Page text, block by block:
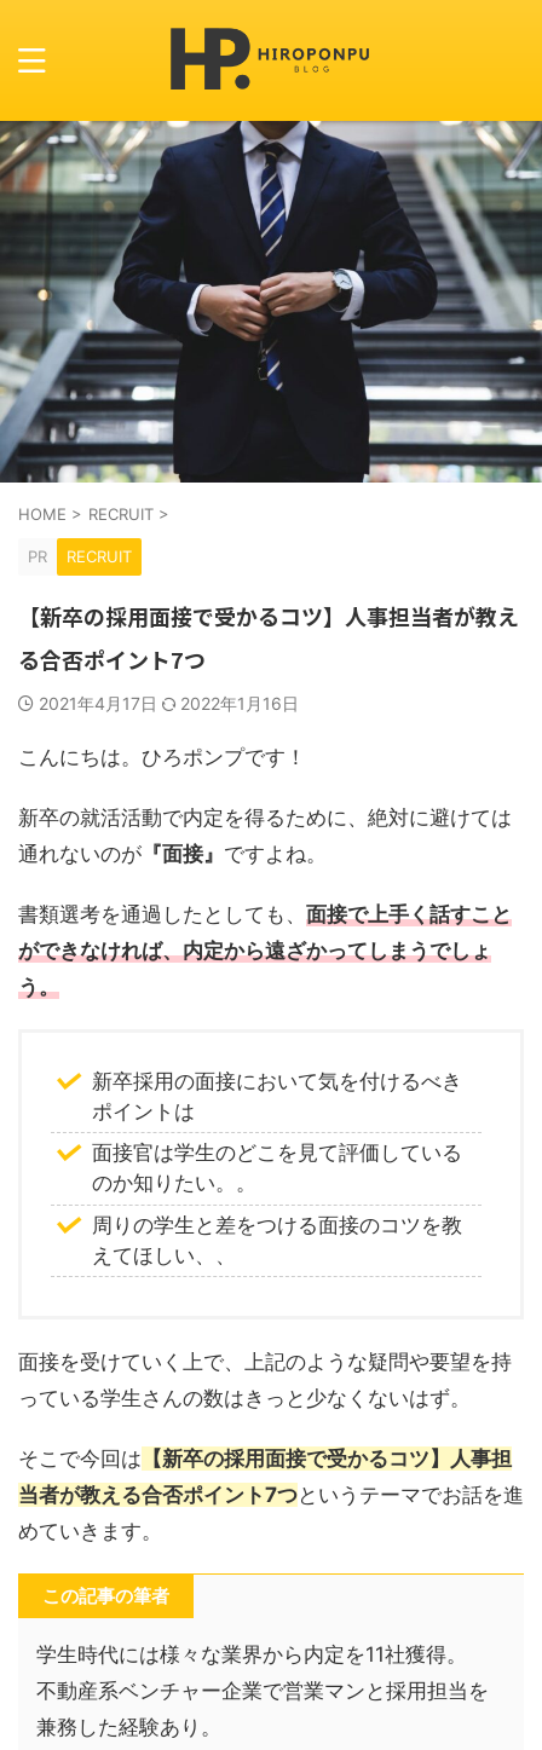
HOME > RECRUIT >
PR RECRUIT
【新卒の採用面接で受かるコツ】人事担当者が教え
る合否ポイント7つ
2021年4月17日 2022年1月16日
こんにちは。ひろポンプです！
新卒の就活活動で内定を得るために、絶対に避けては
通れないのが 『面接』 ですよね。
書類選考を通過したとしても、 面接で上手く話すこと
ができなければ、内定から遠ざかってしまうでしょ
う。
新卒採用の面接において気を付けるべき
ポイントは
面接官は学生のどこを見て評価している
のか知りたい。。
周りの学生と差をつける面接のコツを教
えてほしい、、
面接を受けていく上で、上記のような疑問や要望を持
っている学生さんの数はきっと少なくないはず。
そこで今回は 【新卒の採用面接で受かるコツ】人事担
当者が教える合否ポイント7つというテーマでお話を進
めていきます。
この記事の筆者
学生時代には様々な業界から内定を11社獲得。
不動産系ベンチャー企業で営業マンと採用担当を
兼務した経験あり。